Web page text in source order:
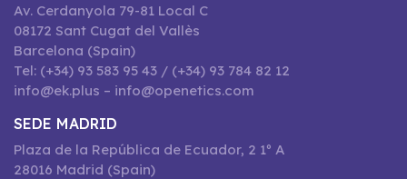
Av. Cerdanyola 79-81 Local C
08172 Sant Cugat del Vallès
Barcelona (Spain)
Tel: (+34) 93 583 95 43 / (+34) 93 784 82 12
info@ek.plus – info@openetics.com
SEDE MADRID
Plaza de la República de Ecuador, 2 1º A
28016 Madrid (Spain)